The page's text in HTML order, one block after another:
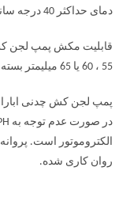
دمای حداکثر 40 درجه سانتیگراد است.
55 ، 60 یا 65 میلیمتر بسته به مدل و دانسیته 1200kg/m3 را داراست.
الکتروموتور است.
روان کاری شده.